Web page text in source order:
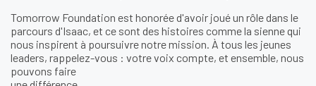
Tomorrow Foundation est honorée d'avoir joué un rôle dans le
parcours d'Isaac, et ce sont des histoires comme la sienne qui
nous inspirent à poursuivre notre mission. À tous les jeunes
leaders, rappelez-vous : votre voix compte, et ensemble, nous
pouvons faire